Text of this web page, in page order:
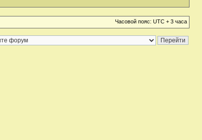
Часовой пояс: UTC + 3 часа